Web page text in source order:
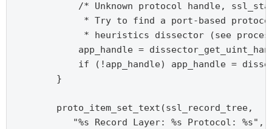
/* Unknown protocol handle,
* Try to find a port-based
* heuristics dissector (see
app_handle =
if (!app_handle) app_handle =
        }
        proto_item_set_text(ssl_record_tree,
           "%s Record Layer: %s Protocol: %s",